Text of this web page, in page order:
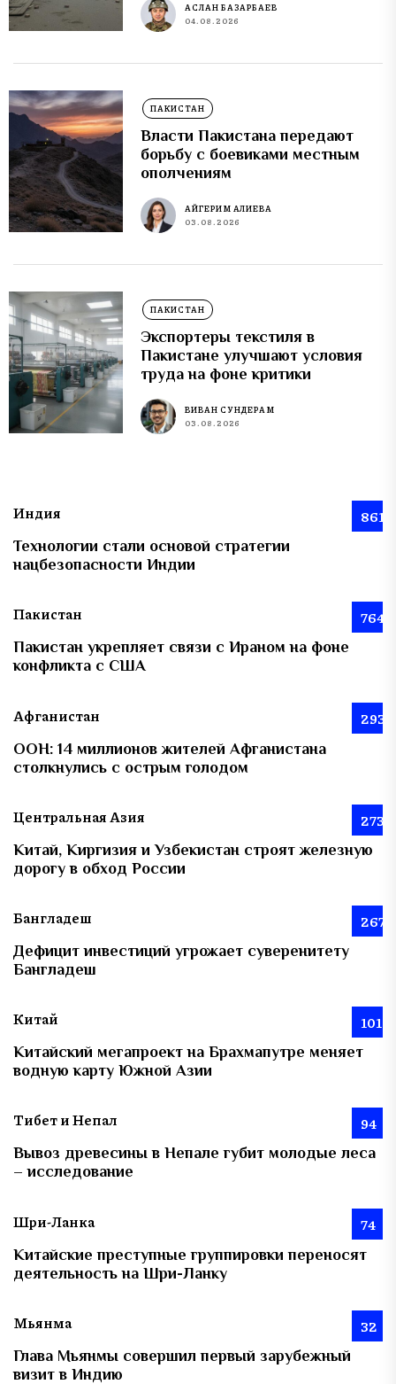
АСЛАН БАЗАРБАЕВ
04.08.2026
ПАКИСТАН
Власти Пакистана передают
борьбу с боевиками местным
ополчениям
АЙГЕРИМ АЛИЕВА
03.08.2026
ПАКИСТАН
Экспортеры текстиля в
Пакистане улучшают условия
труда на фоне критики
ВИВАН СУНДЕРАМ
03.08.2026
Индия 861
Технологии стали основой стратегии
нацбезопасности Индии
Пакистан 764
Пакистан укрепляет связи с Ираном на фоне
конфликта с США
Афганистан 293
ООН: 14 миллионов жителей Афганистана
столкнулись с острым голодом
Центральная Азия 273
Китай, Киргизия и Узбекистан строят железную
дорогу в обход России
Бангладеш 267
Дефицит инвестиций угрожает суверенитету
Бангладеш
Китай 101
Китайский мегапроект на Брахмапутре меняет
водную карту Южной Азии
Тибет и Непал 94
Вывоз древесины в Непале губит молодые леса
– исследование
Шри-Ланка 74
Китайские преступные группировки переносят
деятельность на Шри-Ланку
Мьянма 32
Глава Мьянмы совершил первый зарубежный
визит в Индию